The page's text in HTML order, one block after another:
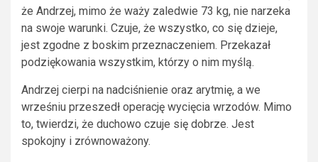
że Andrzej, mimo że waży zaledwie 73 kg, nie narzeka
na swoje warunki. Czuje, że wszystko, co się dzieje,
jest zgodne z boskim przeznaczeniem. Przekazał
podziękowania wszystkim, którzy o nim myślą.
Andrzej cierpi na nadciśnienie oraz arytmię, a we
wrześniu przeszedł operację wycięcia wrzodów. Mimo
to, twierdzi, że duchowo czuje się dobrze. Jest
spokojny i zrównoważony.